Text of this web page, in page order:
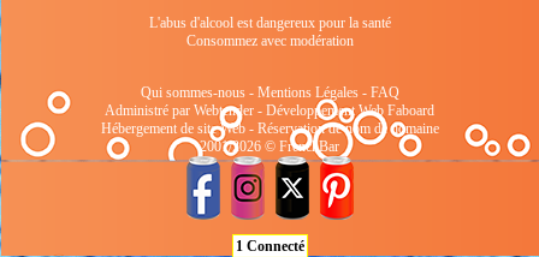
L'abus d'alcool est dangereux pour la santé
Consommez avec modération
Qui sommes-nous- Mentions Légales- FAQ
Administré par Webtender - Développement Web Faboard
Hébergement de site Web- Réservation de nom de domaine
2001/2026 © FrenchBar
1 Connecté